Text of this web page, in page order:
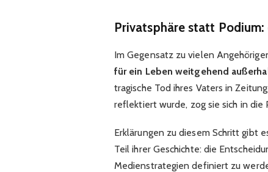
Privatsphäre statt
Im Gegensatz zu vielen
für ein Leben weitgehend
tragische Tod ihres Vaters in
reflektiert wurde, zog sie sich in die
Erklärungen zu diesem Schritt gibt
Teil ihrer Geschichte: die
Medienstrategien definiert zu